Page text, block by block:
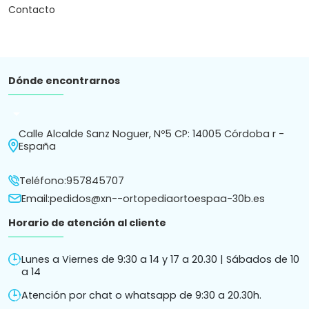
Atención por chat o whatsapp de 9:30 a 20.30h.
Política de
cookies
Política de
privacidad
de compra
Ortopedia Ortoespaña S.L. ha sido beneficiaria de Fondos
Europeos cuyo objetivo es la mejora de la competitividad de
las PYMES, y gracias al cual ha puesto en marcha un Plan de
Acción con el objetivo de reforzar la digitalización y la
competitividad de las pymes durante el año 2025. Para ello